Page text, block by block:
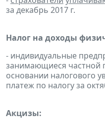
за декабрь 2017 г.
Налог на доходы
- индивидуальные
занимающиеся частной
основании налогового
платеж по налогу за
Акцизы: